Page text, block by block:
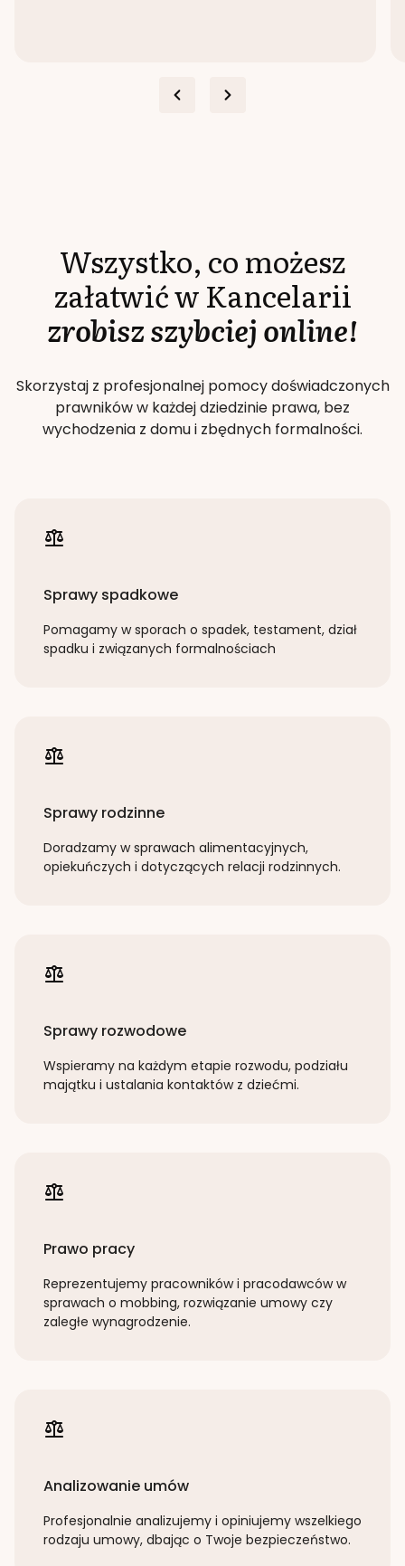
Wszystko, co możesz
załatwić w Kancelarii
zrobisz szybciej online!
Skorzystaj z profesjonalnej pomocy doświadczonych
prawników w każdej dziedzinie prawa, bez
wychodzenia z domu i zbędnych formalności.
Sprawy spadkowe
Pomagamy w sporach o spadek, testament, dział
spadku i związanych formalnościach
Sprawy rodzinne
Doradzamy w sprawach alimentacyjnych,
opiekuńczych i dotyczących relacji rodzinnych.
Sprawy rozwodowe
Wspieramy na każdym etapie rozwodu, podziału
majątku i ustalania kontaktów z dziećmi.
Prawo pracy
Reprezentujemy pracowników i pracodawców w
sprawach o mobbing, rozwiązanie umowy czy
zaległe wynagrodzenie.
Analizowanie umów
Profesjonalnie analizujemy i opiniujemy wszelkiego
rodzaju umowy, dbając o Twoje bezpieczeństwo.